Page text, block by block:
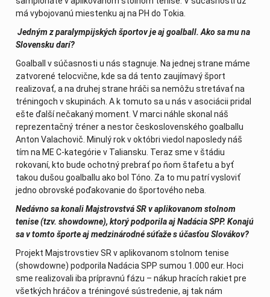
má vybojovanú miestenku aj na PH do Tokia.
Jedným z paralympijských športov je aj goalball. Ako sa mu na
Slovensku darí?
Goalball v súčasnosti u nás stagnuje. Na jednej strane máme
zatvorené telocvične, kde sa dá tento zaujímavý šport
realizovať, a na druhej strane hráči sa nemôžu stretávať na
tréningoch v skupinách. A k tomuto sa u nás v asociácii pridal
ešte ďalší nečakaný moment. V marci náhle skonal náš
reprezentačný tréner a nestor československého goalballu
Anton Valachovič. Minulý rok v októbri viedol naposledy náš
tím na ME C-kategórie v Taliansku. Teraz sme v štádiu
rokovaní, kto bude ochotný prebrať po ňom štafetu a byť
takou dušou goalballu ako bol Tóno. Za to mu patrí vysloviť
jedno obrovské poďakovanie do športového neba.
Nedávno sa konali Majstrovstvá SR v aplikovanom stolnom
tenise (tzv. showdowne), ktorý podporila aj Nadácia SPP. Konajú
sa v tomto športe aj medzinárodné súťaže s účasťou Slovákov?
Projekt Majstrovstiev SR v aplikovanom stolnom tenise
(showdowne) podporila Nadácia SPP sumou 1.000 eur. Hoci
sme realizovali iba prípravnú fázu – nákup hracích rakiet pre
všetkých hráčov a tréningové sústredenie, aj tak nám